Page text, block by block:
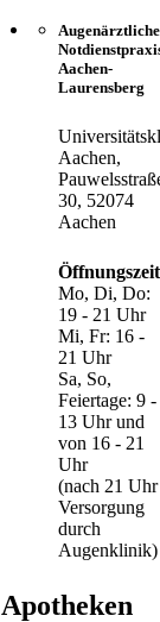
Augenärztliche
Aachen-
Laurensberg
Aachen,
30, 52074
Aachen
Mo, Di, Do:
19 - 21 Uhr
Mi, Fr: 16 -
21 Uhr
Sa, So,
Feiertage: 9 -
13 Uhr und
von 16 - 21
Uhr
(nach 21 Uhr
Versorgung
durch
Augenklinik)
Apotheken